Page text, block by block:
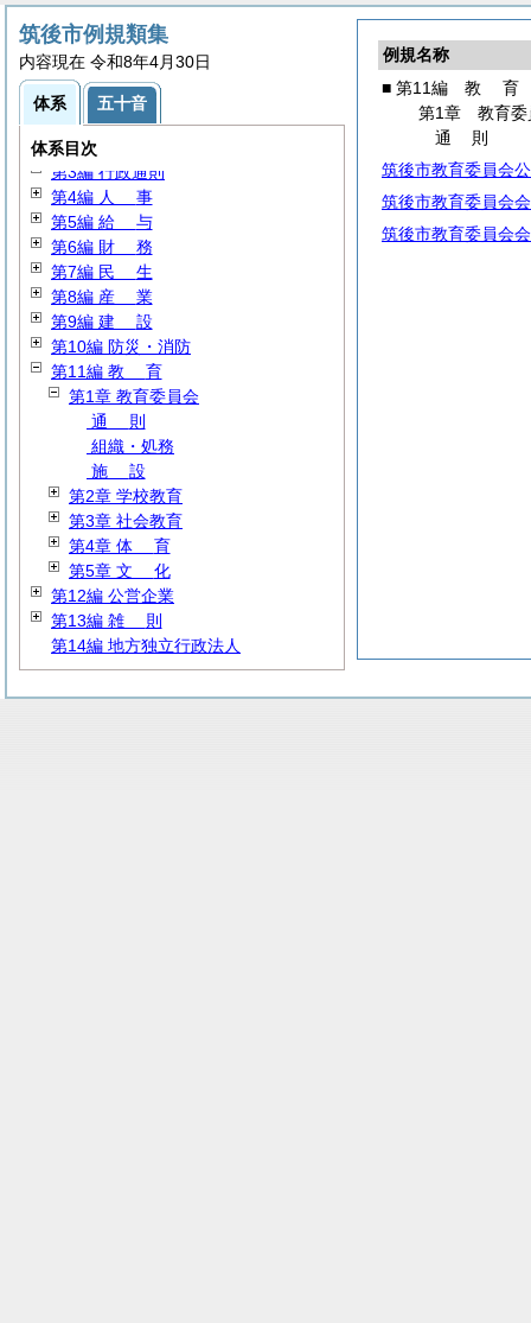
例規名称
■ 第11編 教 育
第1章 教育委
通 則
筑後市教育委員会
筑後市教育委員会
筑後市教育委員会
筑後市例規類集
内容現在 令和8年4月30日
体系 五十音
体系目次
第1編総規
第2編 議会・選挙・監査
第3編 行政通則
第4編 人 事
第5編 給 与
第6編 財 務
第7編 民 生
第8編 産 業
第9編 建 設
第10編 防災・消防
第11編 教 育
第1章 教育委員会
通 則
組織・処務
施 設
第2章 学校教育
第3章 社会教育
第4章 体 育
第5章 文 化
第12編 公営企業
第13編 雑 則
第14編 地方独立行政法人